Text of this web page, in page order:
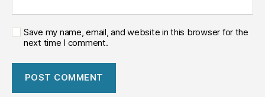
Save my name, email, and website in this browser for the
next time I comment.